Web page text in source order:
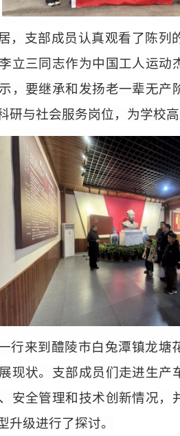
，支部成员认真观看了陈列
立三同志作为中国工人运动
，要继承和发扬老一辈无产
研与社会服务岗位，为学校
行来到醴陵市白兔潭镇龙塘
现状。支部成员们走进生产
安全管理和技术创新情况，
升级进行了探讨。